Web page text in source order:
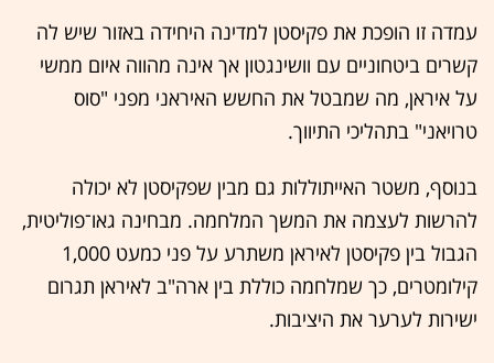
עמדה זו הופכת את פקיסטן למדינה היחידה באזור שיש לה
קשרים ביטחוניים עם וושינגטון אך אינה מהווה איום ממשי
על איראן, מה שמבטל את החשש האיראני מפני "סוס
טרויאני" בתהליכי התיווך.
בנוסף, משטר האייתוללות גם מבין שפקיסטן לא יכולה
להרשות לעצמה את המשך המלחמה. מבחינה גאו־פוליטית,
הגבול בין פקיסטן לאיראן משתרע על פני כמעט 1,000
קילומטרים, כך שמלחמה כוללת בין ארה"ב לאיראן תגרום
ישירות לערער את היציבות.